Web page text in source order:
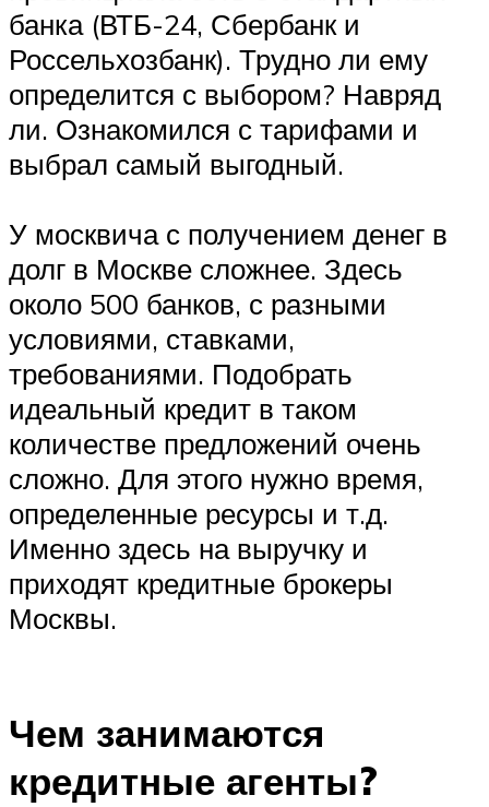
банка (ВТБ-24, Сбербанк и
Россельхозбанк). Трудно ли ему
определится с выбором? Навряд
ли. Ознакомился с тарифами и
выбрал самый выгодный.
У москвича с получением денег в
долг в Москве сложнее. Здесь
около 500 банков, с разными
условиями, ставками,
требованиями. Подобрать
идеальный кредит в таком
количестве предложений очень
сложно. Для этого нужно время,
определенные ресурсы и т.д.
Именно здесь на выручку и
приходят кредитные брокеры
Москвы.
Чем занимаются
кредитные агенты?